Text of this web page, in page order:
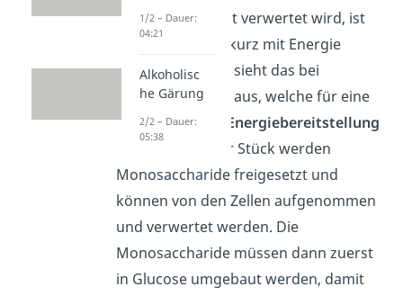
Da Glucose direkt verwertet wird, ist
dein Körper nur kurz mit Energie
versorgt. Anders sieht das bei
Polysacchariden
aus, welche für eine
kontinuierliche
Energiebereitstellung
sorgen. Stück für Stück werden
Monosaccharide freigesetzt und
können von den Zellen aufgenommen
und verwertet werden. Die
Monosaccharide müssen dann zuerst
in Glucose umgebaut werden, damit
1/2 – Dauer:
04:21
Alkoholisc
he Gärung
2/2 – Dauer:
05:38